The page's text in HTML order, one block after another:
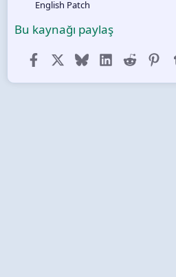
English Patch
Bu kaynağı paylaş
FacebookX (Twitter)
BlueskyLinkedIn
Reddit